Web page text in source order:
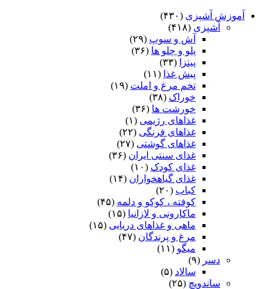
آموزش آشپزی (۴۳۰)
آشپزی (۴۱۸)
آش و سوپ (۲۹)
پلو و چلو ها (۳۶)
پیتزا
(۳۳)
پیش غذا (۱۱)
تخم مرغ و املت (۱۹)
خوراک (۳۸)
خورشت ها (۳۶)
غذاهای رژیمی (۱)
غذاهای فرنگی (۲۲)
غذاهای گوشتی (۲۷)
غذای سنتی ایران (۳۶)
غذای کودک (۱۰)
غذای گیاهخواران (۱۴)
کباب (۲۰)
کوفته ، کوکو و دلمه (۴۵)
ماکارونی و لازانیا (۱۵)
ماهی و غذاهای دریایی (۱۵)
مرغ و پرندگان (۴۷)
میگو (۱۱)
دسر (۹)
سالاد (۵)
ساندویچ (۲۵)